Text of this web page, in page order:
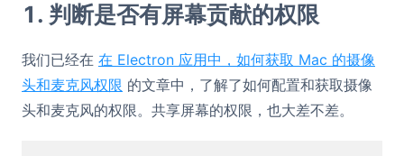
1. 判断是否有屏幕贡献的权限
我们已经在 在 Electron 应用中，如何获取 Mac 的摄像
头和麦克风权限 的文章中，了解了如何配置和获取摄像
头和麦克风的权限。共享屏幕的权限，也大差不差。